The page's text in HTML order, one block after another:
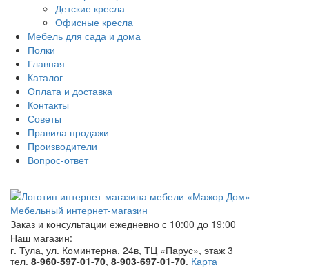
Детские кресла
Офисные кресла
Мебель для сада и дома
Полки
Главная
Каталог
Оплата и доставка
Контакты
Советы
Правила продажи
Производители
Вопрос-ответ
Мебельный интернет-магазин
Заказ и консультации ежедневно с 10:00 до 19:00
Наш магазин:
г. Тула, ул. Коминтерна, 24в, ТЦ «Парус», этаж 3
тел. 8-960-597-01-70, 8-903-697-01-70. Карта